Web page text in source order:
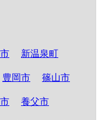
新温泉町
豊岡市 篠山市
養父市